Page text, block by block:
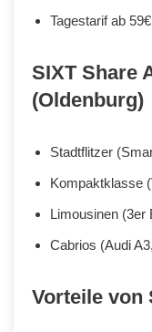
Tagestarif ab
SIXT Share
(Oldenburg)
Stadtflitzer
Kompaktklasse
Limousinen (3er
Cabrios (Audi
Vorteile von